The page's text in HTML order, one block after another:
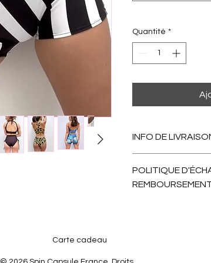
Quantité *
INFO DE
on envoie. Comptez
POLITIQUE
Carte cadeau